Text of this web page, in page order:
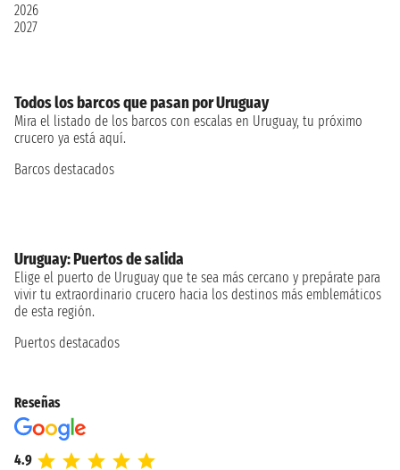
2026
2027
Todos los barcos que pasan por Uruguay
Mira el listado de los barcos con escalas en Uruguay, tu próximo
crucero ya está aquí.
Barcos destacados
Uruguay: Puertos de salida
Elige el puerto de Uruguay que te sea más cercano y prepárate para
vivir tu extraordinario crucero hacia los destinos más emblemáticos
de esta región.
Puertos destacados
Reseñas
4.9